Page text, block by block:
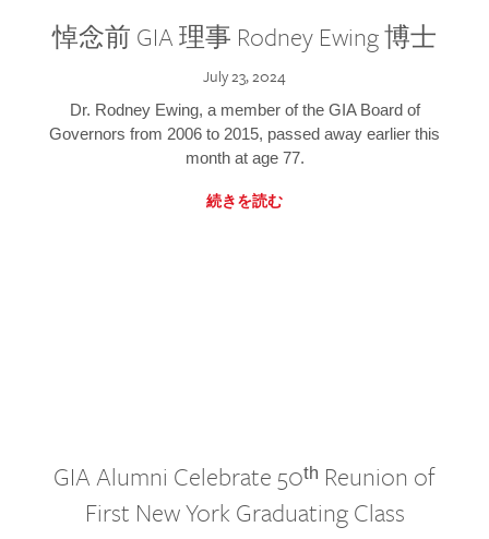
悼念前 GIA 理事 Rodney Ewing 博士
July 23, 2024
Dr. Rodney Ewing, a member of the GIA Board of
Governors from 2006 to 2015, passed away earlier this
month at age 77.
続きを読む
GIA Alumni Celebrate 50ᵗʰ Reunion of
First New York Graduating Class